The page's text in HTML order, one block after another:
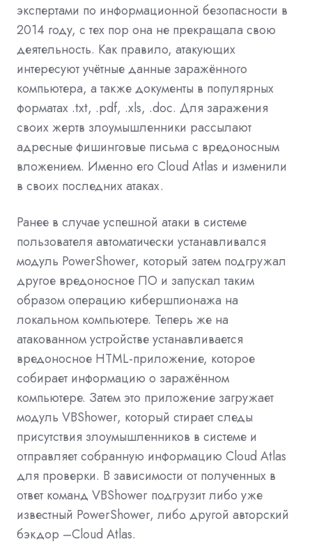
экспертами по информационной безопасности в
2014 году, с тех пор она не прекращала свою
деятельность. Как правило, атакующих
интересуют учётные данные заражённого
компьютера, а также документы в популярных
форматах .txt, .pdf, .xls, .doc. Для заражения
своих жертв злоумышленники рассылают
адресные фишинговые письма с вредоносным
вложением. Именно его Cloud Atlas и изменили
в своих последних атаках.
Ранее в случае успешной атаки в системе
пользователя автоматически устанавливался
модуль PowerShower, который затем подгружал
другое вредоносное ПО и запускал таким
образом операцию кибершпионажа на
локальном компьютере. Теперь же на
атакованном устройстве устанавливается
вредоносное HTML-приложение, которое
собирает информацию о заражённом
компьютере. Затем это приложение загружает
модуль VBShower, который стирает следы
присутствия злоумышленников в системе и
отправляет собранную информацию Cloud Atlas
для проверки. В зависимости от полученных в
ответ команд VBShower подгрузит либо уже
известный PowerShower, либо другой авторский
бэкдор –Cloud Atlas.